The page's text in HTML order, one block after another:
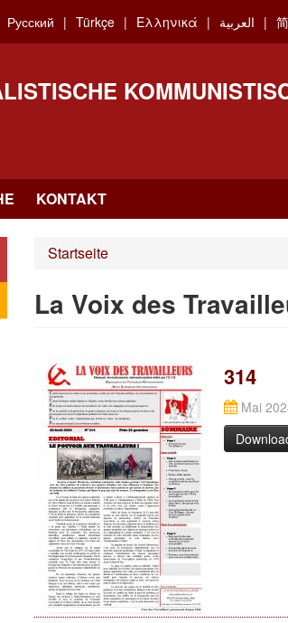
Русский Türkçe Ελληνικά العربية
KONTAKT
Startseite
La Voix des
314
Mai